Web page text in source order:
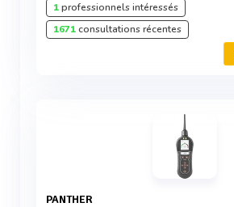
1professionnels intéressés
1671consultations récentes
PANTHER